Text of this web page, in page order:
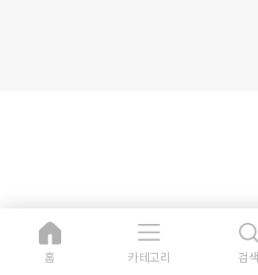
홈 카테고리 검색